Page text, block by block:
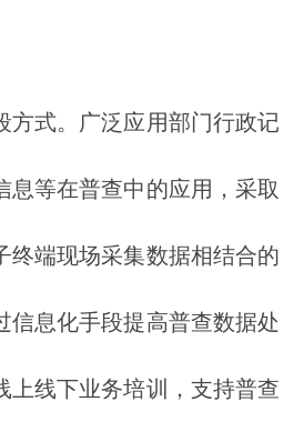
方式。广泛应用部门行政记
息等在普查中的应用，采取
终端现场采集数据相结合的
信息化手段提高普查数据处
上线下业务培训，支持普查